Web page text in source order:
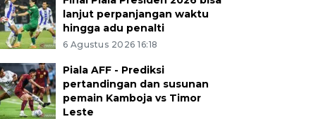
lanjut perpanjangan waktu
hingga adu penalti
6 Agustus 2026 16:18
Piala AFF - Prediksi
pertandingan dan susunan
pemain Kamboja vs Timor
Leste